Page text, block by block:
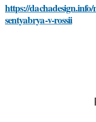
https://
sentyabrya-v-rossii